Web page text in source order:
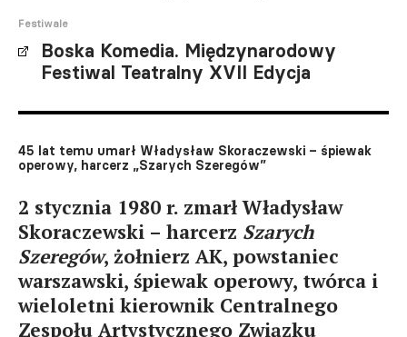
Festiwale
Boska Komedia. Międzynarodowy
Festiwal Teatralny XVII Edycja
45 lat temu umarł Władysław Skoraczewski – śpiewak
operowy, harcerz „Szarych Szeregów”
2 stycznia 1980 r. zmarł Władysław
Skoraczewski – harcerz Szarych
Szeregów, żołnierz AK, powstaniec
warszawski, śpiewak operowy, twórca i
wieloletni kierownik Centralnego
Zespołu Artystycznego Związku